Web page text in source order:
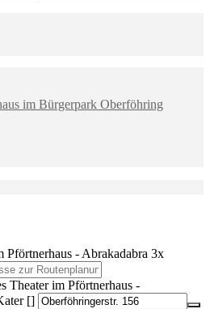
im Bürgerpark Oberföhring
Pförtnerhaus - Abrakadabra 3x
Theater im Pförtnerhaus -
[]